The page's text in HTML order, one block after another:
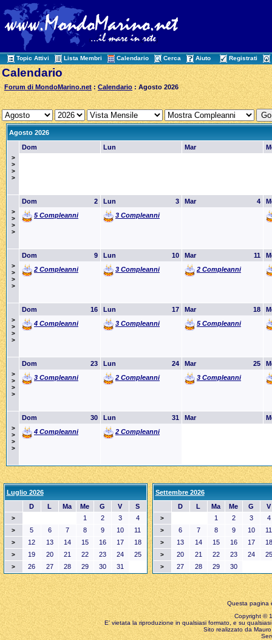
Topic Attivi Lista Membri Calendario Cerca Aiuto Registrati
Calendario
Forum di MondoMarino.net :Calendario : Agosto 2026
Agosto 2026
>
>
>
>
Dom Lun Mar
>
>
>
>
2
Dom
5 Compleanni
3
Lun
3 Compleanni
4
Mar
>
>
>
>
9
Dom
2 Compleanni
10
Lun
3 Compleanni
11
Mar
2 Compleanni
>
>
>
>
16
Dom
4 Compleanni
17
Lun
3 Compleanni
18
Mar
5 Compleanni
>
>
>
>
23
Dom
3 Compleanni
24
Lun
2 Compleanni
25
Mar
3 Compleanni
>
>
>
>
30
Dom
4 Compleanni
31
Lun
2 Compleanni
Mar
Luglio 2026
D
L Ma Me G V S
> 1 2 3 4
> 5 6 7 8 9 10 11
> 12 13 14 15 16 17 18
> 19 20 21 22 23 24 25
> 26 27 28 29 30 31
Settembre 2026
D
L Ma Me G V
> 1 2 3 4
> 6 7 8 9 10 11
> 13 14 15 16 17 18
> 20 21 22 23 24 25
> 27 28 29 30
Questa pagina
Copyright ©
E' vietata la riproduzione in qualsiasi formato, e su
Sito realizzato da